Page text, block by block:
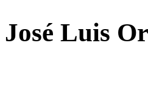
José Luis